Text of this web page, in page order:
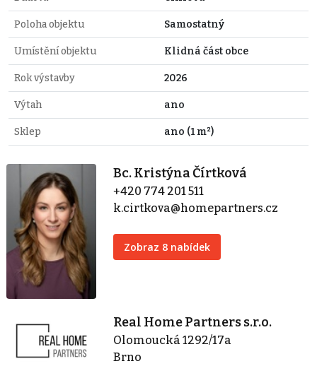
Poloha objektu Samostatný
Umístění objektu Klidná část obce
Rok výstavby 2026
Výtah ano
Sklep ano (1 m²)
Bc. Kristýna Čírtková
+420 774 201 511
k.cirtkova@homepartners.cz
Zobraz 8 nabídek
Real Home Partners s.r.o.
Olomoucká 1292/17a
Brno